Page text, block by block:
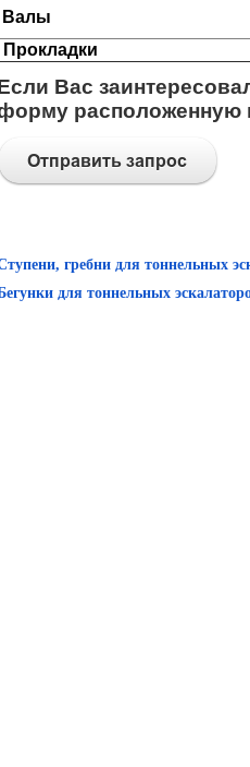
Валы
Прокладки
Вас
расположенную
гребни для тоннельных
для тоннельных